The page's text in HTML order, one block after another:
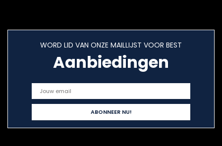
WORD LID VAN ONZE MAILLIJST VOOR BEST
Aanbiedingen